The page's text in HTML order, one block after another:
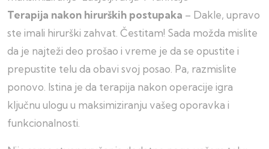
Terapija nakon hirurških postupaka – Dakle, upravo
ste imali hirurški zahvat. Čestitam! Sada možda mislite
da je najteži deo prošao i vreme je da se opustite i
prepustite telu da obavi svoj posao. Pa, razmislite
ponovo. Istina je da terapija nakon operacije igra
ključnu ulogu u maksimiziranju vašeg oporavka i
funkcionalnosti.